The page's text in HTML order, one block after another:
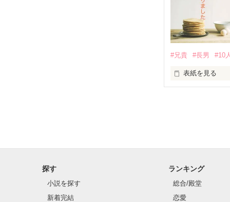
(2019.10.26)
♔ コメディ1
(2018.9.8)
「ねぇねぇ〜
「っうるさい
#兄貴 #長男 #10
表紙を見る
ある日突然……
探す
小説を探す
新着完結
ランキング
総合/殿堂
恋愛